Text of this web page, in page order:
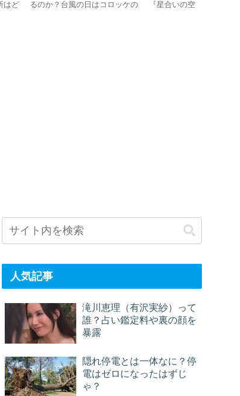
イヤモンドルース』
TOMOKAってアイドルなの？
人気記事
滝川恵理（有沢実紗）って
誰？占い鑑定料や裏の顔を
暴露
隠れ停電とは一体なに？停
電はゼロになったはずじ
ゃ？